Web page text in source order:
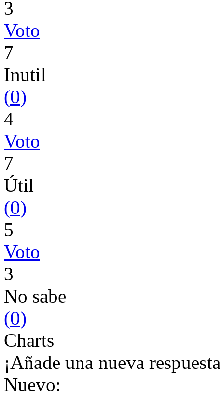
3
Voto
7
Inutil
(0)
4
Voto
7
Útil
(0)
5
Voto
3
No sabe
(0)
Charts
¡Añade una nueva
Nuevo: